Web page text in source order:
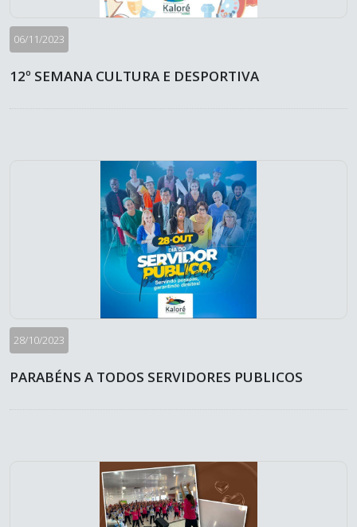
06/11/2023
12º SEMANA CULTURA E DESPORTIVA
28/10/2023
PARABÉNS A TODOS SERVIDORES PUBLICOS